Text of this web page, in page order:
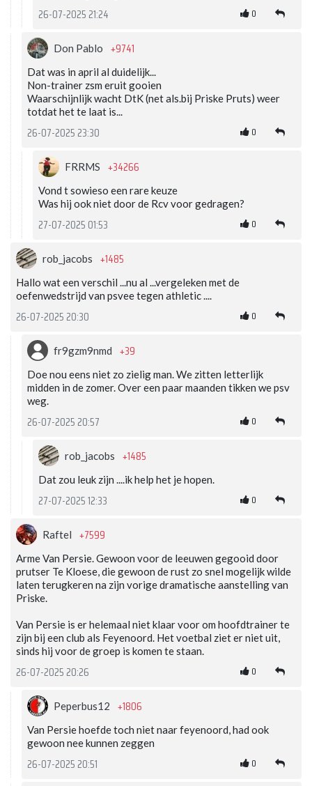
26-07-2025 21:24 0
Don Pablo +9741
Dat was in april al duidelijk...
Non-trainer zsm eruit gooien
Waarschijnlijk wacht DtK (net als.bij Priske Pruts) weer
totdat het te laat is...
26-07-2025 23:30 0
FRRMS +34266
Vond t sowieso een rare keuze
Was hij ook niet door de Rcv voor gedragen?
27-07-2025 01:53 0
rob_jacobs +1485
Hallo wat een verschil ...nu al ...vergeleken met de
oefenwedstrijd van psvee tegen athletic ....
26-07-2025 20:30 0
fr9gzm9nmd +39
Doe nou eens niet zo zielig man. We zitten letterlijk
midden in de zomer. Over een paar maanden tikken we psv
weg.
26-07-2025 20:57 0
rob_jacobs +1485
Dat zou leuk zijn ....ik help het je hopen.
27-07-2025 12:33 0
Raftel +7599
Arme Van Persie. Gewoon voor de leeuwen gegooid door
prutser Te Kloese, die gewoon de rust zo snel mogelijk wilde
laten terugkeren na zijn vorige dramatische aanstelling van
Priske.
Van Persie is er helemaal niet klaar voor om hoofdtrainer te
zijn bij een club als Feyenoord. Het voetbal ziet er niet uit,
sinds hij voor de groep is komen te staan.
26-07-2025 20:26 0
Peperbus12 +1806
Van Persie hoefde toch niet naar feyenoord, had ook
gewoon nee kunnen zeggen
26-07-2025 20:51 0